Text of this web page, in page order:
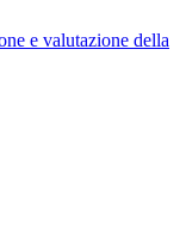
e valutazione della